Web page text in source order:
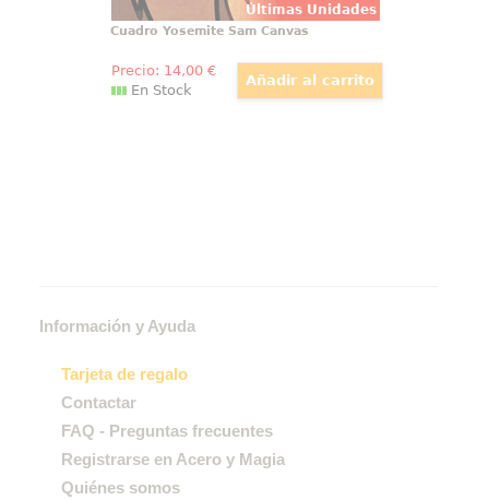
Últimas Unidades
Cuadro Yosemite Sam Canvas
Precio: 14,00€
En Stock
Información y Ayuda
Tarjeta de regalo
Contactar
FAQ - Preguntas frecuentes
Registrarse en Acero y Magia
Quiénes somos